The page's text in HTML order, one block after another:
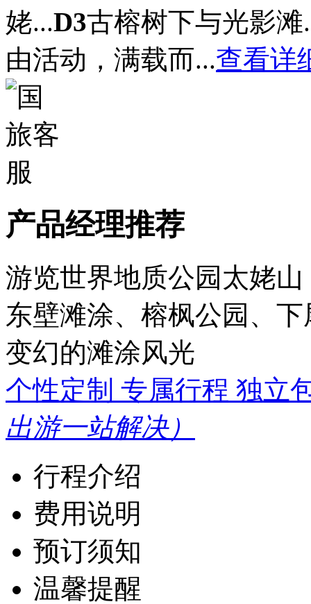
姥...D3古榕树下与光影滩
由活动，满载而...查看详
产品经理推荐
游览世界地质公园太姥
东壁滩涂、榕枫公园、
变幻的滩涂风光
个性定制 专属行程 独立
出游一站解决）
行程介绍
费用说明
预订须知
温馨提醒